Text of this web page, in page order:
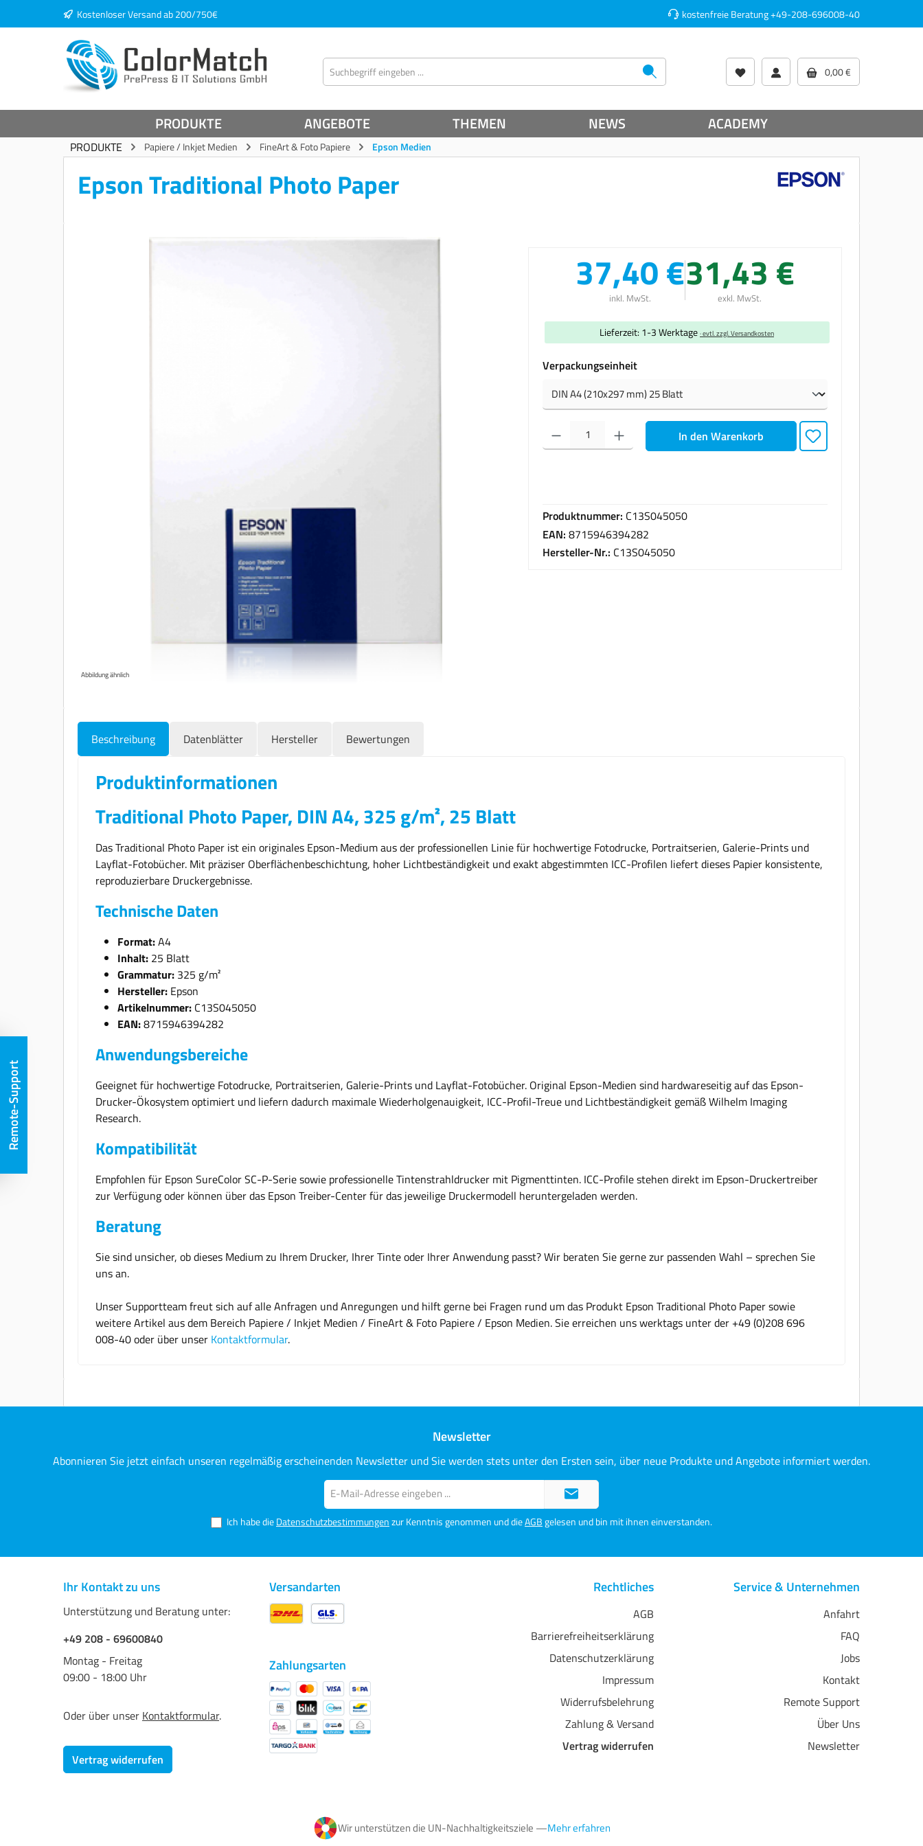
Zur Hauptnavigation springen
Kostenloser Versand ab 200/750€ kostenfreie Beratung+49-208-696008-40
0,00 €
PRODUKTE ANGEBOTE THEMEN NEWS ACADEMY
PRODUKTE Papiere / Inkjet Medien FineArt & Foto Papiere Epson Medien
Epson Traditional Photo Paper
Bildergalerie überspringen
Abbildung ähnlich
37,40 €
inkl. MwSt.
31,43 €
exkl. MwSt.
Lieferzeit: 1-3 Werktage· evtl. zzgl. Versandkosten
Verpackungseinheitauswählen
Produkt Anzahl: Gib den gewünschten Wert ein oder benutze die Schaltflächen um die Anzahl zu erhöhen oder
In den Warenkorb
Produktnummer: C13S045050
EAN: 8715946394282
Hersteller-Nr.: C13S045050
Beschreibung Datenblätter Hersteller Bewertungen
Produktinformationen
Traditional Photo Paper, DIN A4, 325 g/m², 25 Blatt
Das Traditional Photo Paper ist ein originales Epson-Medium aus der professionellen Linie für hochwertige Fotodrucke, Portraitserien, Galerie-Prints und
Layflat-Fotobücher. Mit präziser Oberflächenbeschichtung, hoher Lichtbeständigkeit und exakt abgestimmten ICC-Profilen liefert dieses Papier konsistente,
reproduzierbare Druckergebnisse.
Technische Daten
Format:A4
Inhalt: 25 Blatt
Grammatur: 325 g/m²
Hersteller: Epson
Artikelnummer: C13S045050
EAN:8715946394282
Anwendungsbereiche
Geeignet für hochwertige Fotodrucke, Portraitserien, Galerie-Prints und Layflat-Fotobücher. Original Epson-Medien sind hardwareseitig auf das Epson-
Drucker-Ökosystem optimiert und liefern dadurch maximale Wiederholgenauigkeit, ICC-Profil-Treue und Lichtbeständigkeit gemäß Wilhelm Imaging
Research.
Kompatibilität
Empfohlen für Epson SureColor SC-P-Serie sowie professionelle Tintenstrahldrucker mit Pigmenttinten. ICC-Profile stehen direkt im Epson-Druckertreiber
zur Verfügung oder können über das Epson Treiber-Center für das jeweilige Druckermodell heruntergeladen werden.
Beratung
Sie sind unsicher, ob dieses Medium zu Ihrem Drucker, Ihrer Tinte oder Ihrer Anwendung passt? Wir beraten Sie gerne zur passenden Wahl – sprechen Sie
uns an.
Unser Supportteam freut sich auf alle Anfragen und Anregungen und hilft gerne bei Fragen rund um das Produkt Epson Traditional Photo Paper sowie
weitere Artikel aus dem Bereich Papiere / Inkjet Medien / FineArt & Foto Papiere / Epson Medien. Sie erreichen uns werktags unter der +49 (0)208 696
008-40 oder über unser Kontaktformular.
Newsletter
Abonnieren Sie jetzt einfach unseren regelmäßig erscheinenden Newsletter und Sie werden stets unter den Ersten sein, über neue Produkte und Angebote informiert werden.
Mail-
Adresse*
Ich habe dieDatenschutzbestimmungenzur Kenntnis genommen und dieAGBgelesen und bin mit ihnen einverstanden.
Ihr Kontakt zu uns
Unterstützung und Beratung unter:
+49 208 - 69600840
Montag - Freitag
09:00 - 18:00 Uhr
Oder über unser Kontaktformular.
Vertrag widerrufen
Versandarten
Zahlungsarten
Rechtliches
AGB
Barrierefreiheitserklärung
Datenschutzerklärung
Impressum
Widerrufsbelehrung
Zahlung & Versand
Vertrag widerrufen
Service & Unternehmen
Anfahrt
FAQ
Jobs
Kontakt
Remote Support
Über Uns
Newsletter
Wir unterstützen die UN-Nachhaltigkeitsziele —Mehr erfahren
Remote-Support